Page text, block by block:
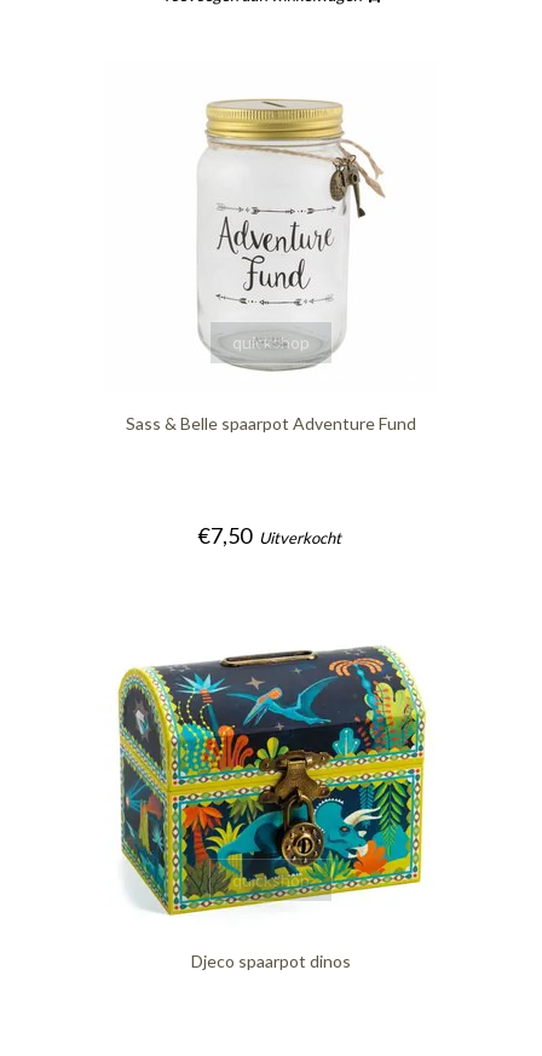
quickshop
Sass & Belle spaarpot Adventure Fund
€7,50 Uitverkocht
quickshop
Djeco spaarpot dinos